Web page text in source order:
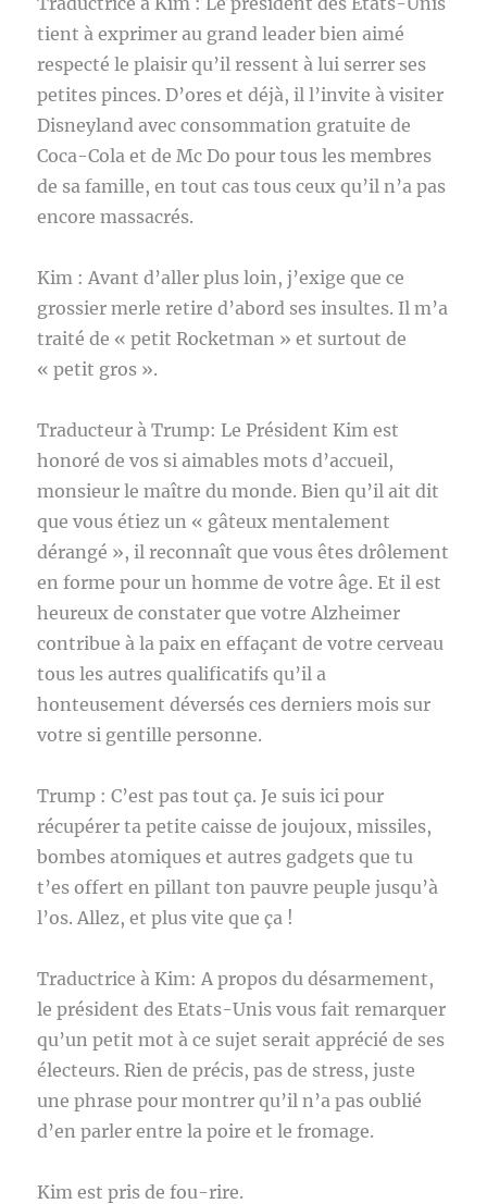
tient à exprimer au grand leader bien aimé
respecté le plaisir qu’il ressent à lui serrer ses
petites pinces. D’ores et déjà, il l’invite à visiter
Disneyland avec consommation gratuite de
Coca-Cola et de Mc Do pour tous les membres
de sa famille, en tout cas tous ceux qu’il n’a pas
encore massacrés.
Kim : Avant d’aller plus loin, j’exige que ce
grossier merle retire d’abord ses insultes. Il m’a
traité de « petit Rocketman » et surtout de
« petit gros ».
Traducteur à Trump: Le Président Kim est
honoré de vos si aimables mots d’accueil,
monsieur le maître du monde. Bien qu’il ait dit
que vous étiez un « gâteux mentalement
dérangé », il reconnaît que vous êtes drôlement
en forme pour un homme de votre âge. Et il est
heureux de constater que votre Alzheimer
contribue à la paix en effaçant de votre cerveau
tous les autres qualificatifs qu’il a
honteusement déversés ces derniers mois sur
votre si gentille personne.
Trump : C’est pas tout ça. Je suis ici pour
récupérer ta petite caisse de joujoux, missiles,
bombes atomiques et autres gadgets que tu
t’es offert en pillant ton pauvre peuple jusqu’à
l’os. Allez, et plus vite que ça !
Traductrice à Kim: A propos du désarmement,
le président des Etats-Unis vous fait remarquer
qu’un petit mot à ce sujet serait apprécié de ses
électeurs. Rien de précis, pas de stress, juste
une phrase pour montrer qu’il n’a pas oublié
d’en parler entre la poire et le fromage.
Kim est pris de fou-rire.